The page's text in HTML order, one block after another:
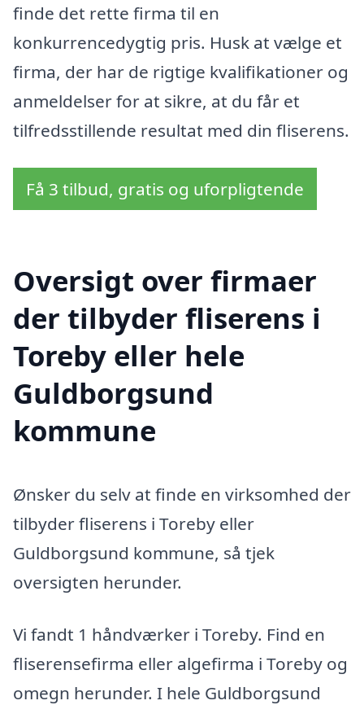
finde det rette firma til en
konkurrencedygtig pris. Husk at vælge et
firma, der har de rigtige kvalifikationer og
anmeldelser for at sikre, at du får et
tilfredsstillende resultat med din fliserens.
Få 3 tilbud, gratis og uforpligtende
Oversigt over firmaer
der tilbyder fliserens i
Toreby eller hele
Guldborgsund
kommune
Ønsker du selv at finde en virksomhed der
tilbyder fliserens i Toreby eller
Guldborgsund kommune, så tjek
oversigten herunder.
Vi fandt 1 håndværker i Toreby. Find en
fliserensefirma eller algefirma i Toreby og
omegn herunder. I hele Guldborgsund